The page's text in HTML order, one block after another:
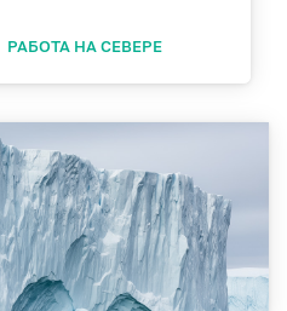
РАБОТА НА СЕВЕРЕ